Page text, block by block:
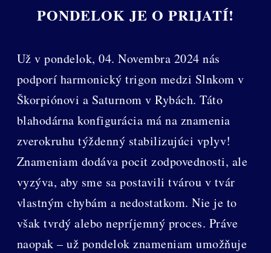
PONDELOK JE O PRIJATÍ!
Už v pondelok, 04. Novembra 2024 nás
podporí harmonický trigon medzi Slnkom v
Škorpiónovi a Saturnom v Rybách. Táto
blahodárna konfigurácia má na znamenia
zverokruhu týždenný stabilizujúci vplyv!
Znameniam dodáva pocit zodpovednosti, ale
vyzýva, aby sme sa postavili tvárou v tvár
vlastným chybám a nedostatkom. Nie je to
však tvrdý alebo nepríjemný proces. Práve
naopak – už pondelok znameniam umožňuje